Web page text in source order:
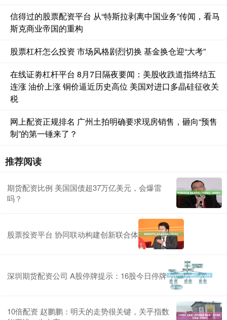
信得过的股票配资平台 从“特斯拉剥离中国业务”传闻，看马
斯克商业帝国的重构
股票杠杆怎么投资 市场风格剧烈切换 基金换仓迎“大考”
在线证劵杠杆平台 8月7日隔夜要闻：美股收跌道指终结五
连涨 油价上涨 铜价逼近历史高位 美国对进口多晶硅征收关
税
网上配资正规排名 广州土拍明确要求现房销售，砸向“预售
制”的第一锤来了？
推荐阅读
期货配资比例 美国国债超37万亿美元，会爆雷
吗？
股票投资平台 协同联动构建创新联合体
深圳期货配资公司 A股停牌提示：16股今日停牌
10倍配资 赵鹏鹏：明天的走势很关键，关乎指数